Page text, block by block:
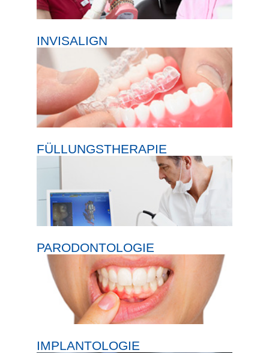
INVISALIGN
FÜLLUNGSTHERAPIE
PARODONTOLOGIE
IMPLANTOLOGIE